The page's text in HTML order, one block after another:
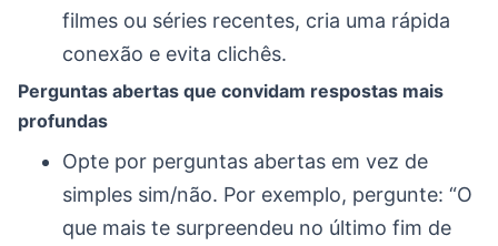
filmes ou séries recentes, cria uma rápida
conexão e evita clichês.
Perguntas abertas que convidam respostas mais
profundas
Opte por perguntas abertas em vez de
simples sim/não. Por exemplo, pergunte: “O
que mais te surpreendeu no último fim de